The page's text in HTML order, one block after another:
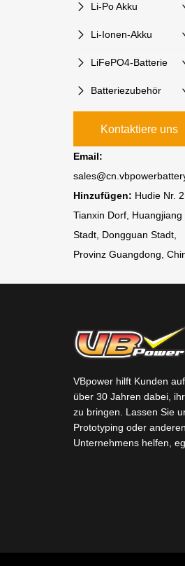
Li-Po Akku
Li-Ionen-Akku
LiFePO4-Batterie
Batteriezubehör
Kontaktiere uns
Email:
Hinzufügen: Hudie Nr.
Tianxin Dorf, Huangjiang
Stadt, Dongguan Stadt,
Provinz Guangdong,
VBpower hilft Kunden
über 30 Jahren dabei,
zu bringen. Lassen Sie
Prototyping oder
Unternehmens helfen,